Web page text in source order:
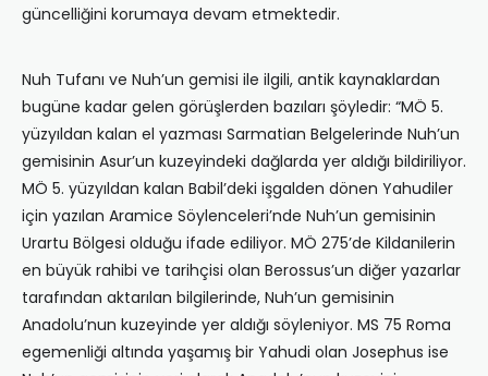
güncelliğini korumaya devam etmektedir.
Nuh Tufanı ve Nuh’un gemisi ile ilgili, antik kaynaklardan
bugüne kadar gelen görüşlerden bazıları şöyledir: “MÖ 5.
yüzyıldan kalan el yazması Sarmatian Belgelerinde Nuh’un
gemisinin Asur’un kuzeyindeki dağlarda yer aldığı bildiriliyor.
MÖ 5. yüzyıldan kalan Babil’deki işgalden dönen Yahudiler
için yazılan Aramice Söylenceleri’nde Nuh’un gemisinin
Urartu Bölgesi olduğu ifade ediliyor. MÖ 275’de Kildanilerin
en büyük rahibi ve tarihçisi olan Berossus’un diğer yazarlar
tarafından aktarılan bilgilerinde, Nuh’un gemisinin
Anadolu’nun kuzeyinde yer aldığı söyleniyor. MS 75 Roma
egemenliği altında yaşamış bir Yahudi olan Josephus ise